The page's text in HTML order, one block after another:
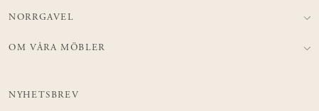
NORRGAVEL
OM VÅRA MÖBLER
NYHETSBREV